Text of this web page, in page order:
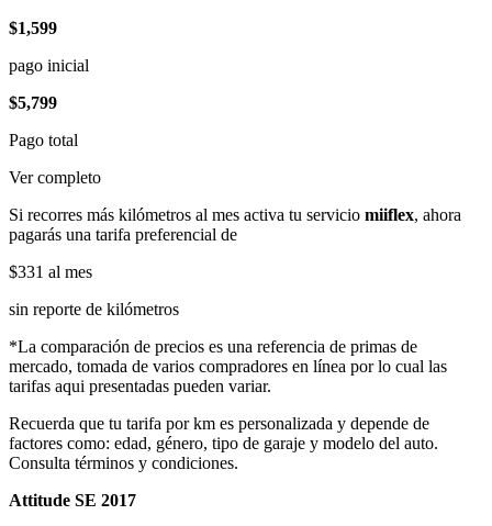
$1,599
pago inicial
$5,799
Pago total
Ver completo
Si recorres más kilómetros al mes activa tu servicio miiflex, ahora
pagarás una tarifa preferencial de
$331 al mes
sin reporte de kilómetros
*La comparación de precios es una referencia de primas de
mercado, tomada de varios compradores en línea por lo cual las
tarifas aqui presentadas pueden variar.
Recuerda que tu tarifa por km es personalizada y depende de
factores como: edad, género, tipo de garaje y modelo del auto.
Consulta términos y condiciones.
Attitude SE 2017